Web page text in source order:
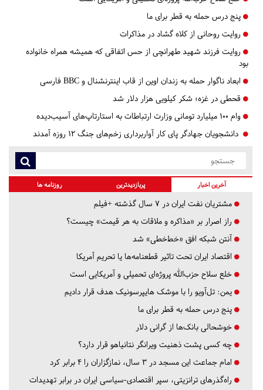
پنج درس‌ حمله به قطر برای ما
روایت روحانی از کلاه گشاد در مذاکرات
روایت فرزند شهید طهرانچی از حس اتفاقی که همیشه همراه خانواده
بود
ابعاد ناگوار حمله به زندان اوین از قاب اینترنشنال و BBC فارسی
قحطی در غزه؛ شکر کیلویی هزار دلار شد
وام ۱۰۰ میلیارد تومانی وزارت ارتباطات به استارتاپ‌های آسیب‌دیده
دانشجویان جهادگر پای کار آواربرداری زخم‌های جنگ ۱۲ روزه آمدند
آخرین اخبار پربازدیدترین روزنامه ها
مشتریان نفت ایران در ۷ سال گذشته +فیلم
راز اصرار بر «مذاکره و ملاقات به هر قیمت» چیست؟
آنتن شبکه افق «خط‌خطی» شد
اقتصاد ایران تحت تاثیر قطعنامه‌ها یا تحریم‌ آمریکا
خلع سلاح حزب‌الله پروژه‌ای تحمیلی و آمریکایی است
یمن: تل‌آویو را با موشک هایپرسونیک هدف قرار دادیم
پنج درس‌ حمله به قطر برای ما
خوشحالی بانک‌ها از گرانی دلار
چه کسی پشت ذهنیت ویرانگر نتانیاهو قرار دارد؟
امام جماعت این مسجد در ۳ سال، نمازگزاران را ۴ برابر کرد
راه‌گذرهای ترانزیتی، سپر اقتصادی-سیاسی ایران در برابر تهدیدات